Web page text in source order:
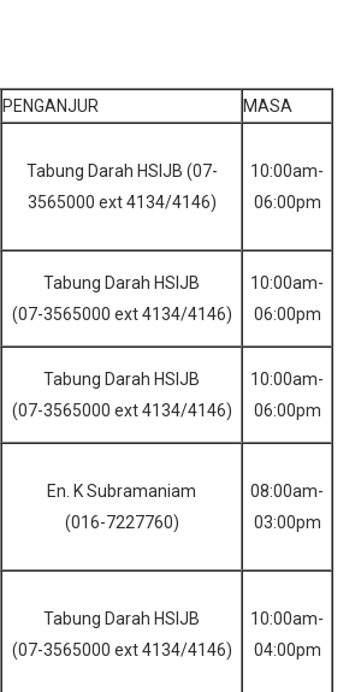
PENGANJUR
MASA
Tabung Darah HSIJB (07-
3565000 ext 4134/4146)
10:00am-
06:00pm
Tabung Darah HSIJB
(07-3565000 ext 4134/4146)
10:00am-
06:00pm
Tabung Darah HSIJB
(07-3565000 ext 4134/4146)
10:00am-
06:00pm
En. K Subramaniam
(016-7227760)
08:00am-
03:00pm
Tabung Darah HSIJB
(07-3565000 ext 4134/4146)
10:00am-
04:00pm